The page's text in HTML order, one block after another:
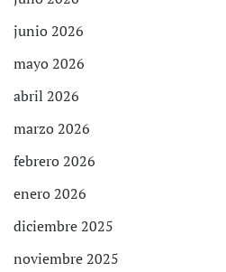
junio 2026
mayo 2026
abril 2026
marzo 2026
febrero 2026
enero 2026
diciembre 2025
noviembre 2025